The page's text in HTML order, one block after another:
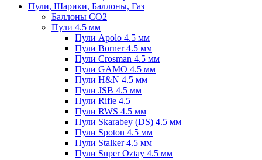
Пули, Шарики, Баллоны, Газ
Баллоны CO2
Пули 4.5 мм
Пули Apolo 4.5 мм
Пули Borner 4.5 мм
Пули Crosman 4.5 мм
Пули GAMO 4.5 мм
Пули H&N 4.5 мм
Пули JSB 4.5 мм
Пули Rifle 4.5
Пули RWS 4.5 мм
Пули Skarabey (DS) 4.5 мм
Пули Spoton 4.5 мм
Пули Stalker 4.5 мм
Пули Super Oztay 4.5 мм